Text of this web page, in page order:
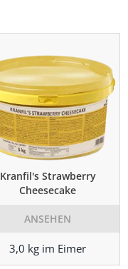
Kranfil's Strawberry
Cheesecake
ANSEHEN
3,0 kg im Eimer